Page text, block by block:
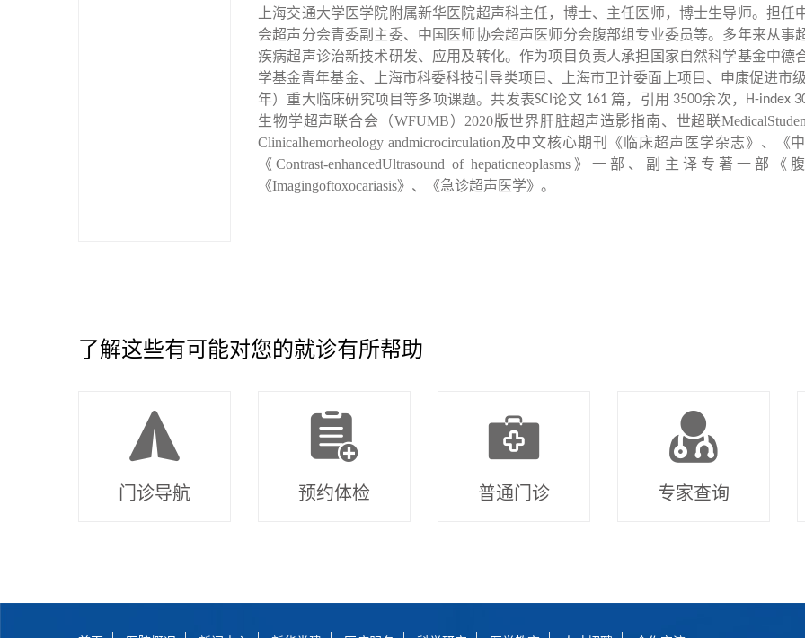
上海交通大学医学院附属新华医院超声科主任，博士、主任医师，博士生导师。担
会超声分会青委副主委、中国医师协会超声医师分会腹部组专业委员等。多年来从事
疾病超声诊治新技术研发、应用及转化。作为项目负责人承担国家自然科学基金中德
学基金青年基金、上海市科委科技引导类项目、上海市卫计委面上项目、申康促进市
年）重大临床研究项目等多项课题。共发表SCI论文161篇，引用 3500余次， H-index
生物学超声联合会（WFUMB） 2020版世界肝脏超声造影指南、世超联
Clinicalhemorheology andmicrocirculation 及中文核心期刊《临床超声医学杂志》、《
《Contrast-enhancedUltrasound of hepaticneoplasms 》一部、副主译专著一部《
《Imagingoftoxocariasis》、《急诊超声医学》。
了解这些有可能对您的就诊有所帮助
门诊导航 预约体检 普通门诊 专家查询